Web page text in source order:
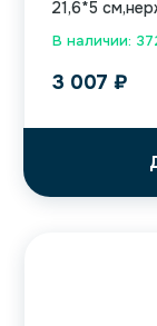
В наличии:
21,6*5
3 007 ₽